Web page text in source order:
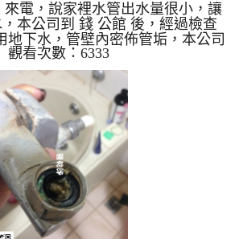
來電，說家裡水管出水量很小，讓
本公司到 錢 公館 後，經過檢查
地下水，管壁內密佈管垢，本公司
開始 清洗水管 ，黑水一直從水龍
影片，客戶 錢先生 看了覺得很誇
管路數度堵塞，本公司改以特殊工
約四個小時後，出水量正常，錢先
了。 清洗水管, 水管清洗, 洗水管,
, 熱水忽冷忽熱, 洗管路 ...
觀看次數：6333